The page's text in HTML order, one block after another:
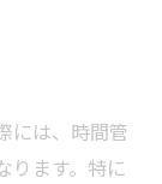
には、時間管
ります。特に